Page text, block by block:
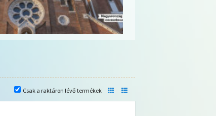
Csak a raktáron lévő termékek